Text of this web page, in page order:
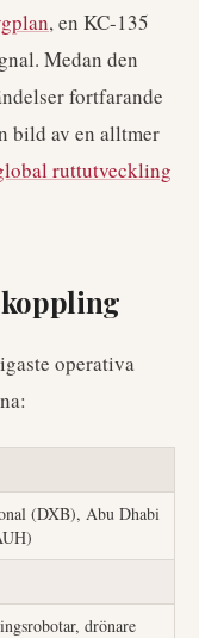
, en KC-135
Medan den
fortfarande
bild av en alltmer
ruttutveckling
operativa
(DXB), Abu Dhabi
drönare